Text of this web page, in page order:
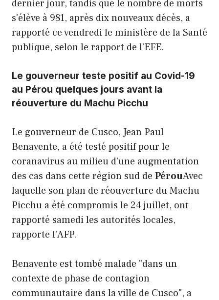
dernier jour, tandis que le nombre de morts
s'élève à 981, après dix nouveaux décès, a
rapporté ce vendredi le ministère de la Santé
publique, selon le rapport de l'EFE.
Le gouverneur teste positif au Covid-19
au Pérou quelques jours avant la
réouverture du Machu Picchu
Le gouverneur de Cusco, Jean Paul
Benavente, a été testé positif pour le
coranavirus au milieu d'une augmentation
des cas dans cette région sud de PérouAvec
laquelle son plan de réouverture du Machu
Picchu a été compromis le 24 juillet, ont
rapporté samedi les autorités locales,
rapporte l'AFP.
Benavente est tombé malade "dans un
contexte de phase de contagion
communautaire dans la ville de Cusco", a